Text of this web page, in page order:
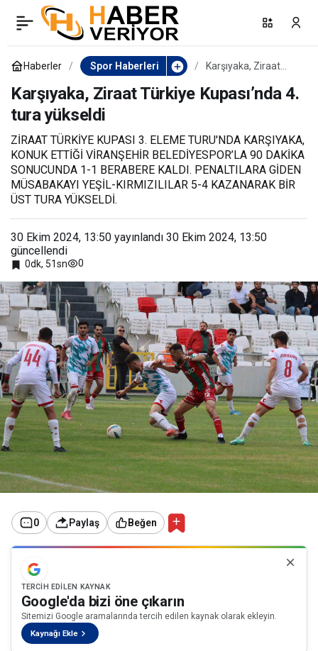
Haberler Spor Haberleri
Karşıyaka, Ziraat
tura yükseldi
Karşıyaka, Ziraat Türkiye Kupası’nda 4.
tura yükseldi
ZİRAAT TÜRKİYE KUPASI 3. ELEME TURU'NDA KARŞIYAKA,
KONUK ETTİĞİ VİRANŞEHİR BELEDİYESPOR’LA 90 DAKİKA
SONUCUNDA 1-1 BERABERE KALDI. PENALTILARA GİDEN
MÜSABAKAYI YEŞİL-KIRMIZILILAR 5-4 KAZANARAK BİR
ÜST TURA YÜKSELDİ.
30 Ekim 2024, 13:50 yayınlandı 30 Ekim 2024, 13:50
güncellendi
0dk, 51sn 0
0 Paylaş Beğen
TERCIH EDILEN KAYNAK
Google'da bizi öne çıkarın
Sitemizi Google aramalarında tercih edilen kaynak olarak ekleyin.
Kaynağı Ekle
Mahallemde Maç Var
2024-2025 Sezonu
başlıyor
Paylaş